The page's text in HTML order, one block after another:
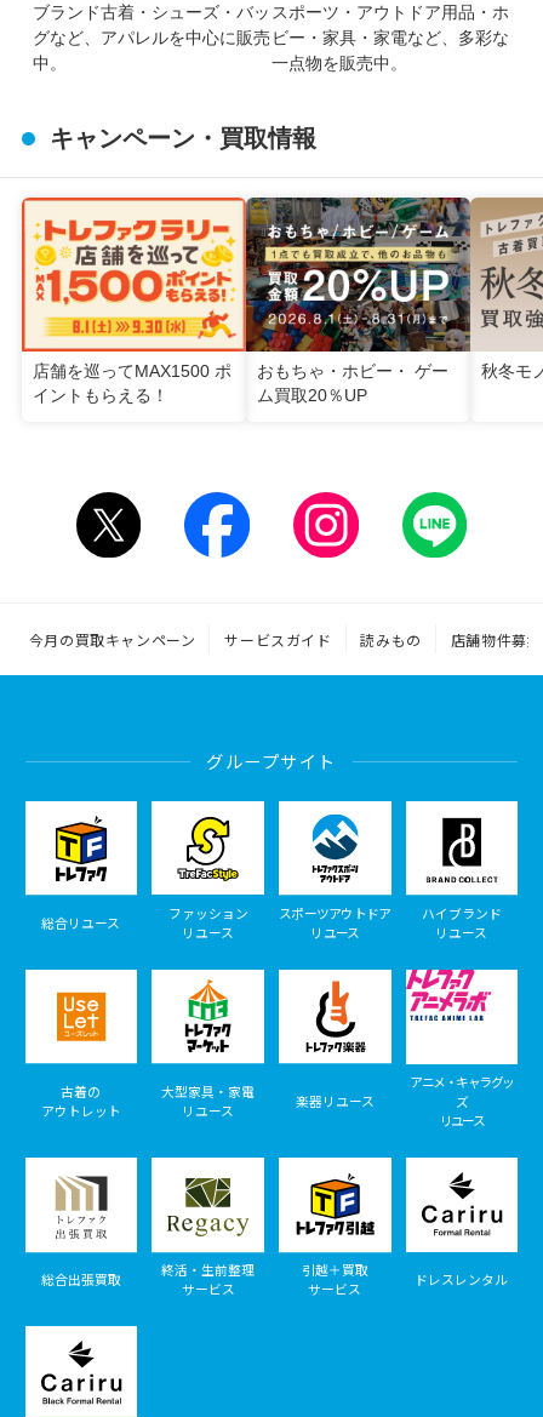
ブランド古着・シューズ・バッ
グなど、アパレルを中心に販売
中。
スポーツ・アウトドア用品・ホ
ビー・家具・家電など、多彩な
一点物を販売中。
キャンペーン・買取情報
店舗を巡ってMAX1500 ポ
イントもらえる！
おもちゃ・ホビー・ ゲー
ム買取20％UP
秋冬モ
今月の買取キャンペーン サービスガイド 読みもの 店舗物件募集
グループサイト
総合リユース
ファッション
リユース
スポーツアウトドア
リユース
ハイブランド
リユース
古着の
アウトレット
大型家具・家電
リユース
楽器リユース
アニメ・キャラグッ
ズ
リユース
総合出張買取
終活・生前整理
サービス
引越＋買取
サービス
ドレスレンタル